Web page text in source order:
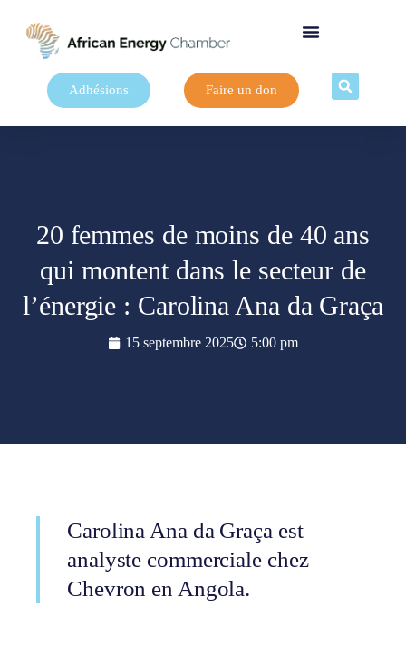
Adhésions Faire un don
20 femmes de moins de 40 ans
qui montent dans le secteur de
l’énergie : Carolina Ana da Graça
15 septembre 2025 5:00 pm
Carolina Ana da Graça est
analyste commerciale chez
Chevron en Angola.